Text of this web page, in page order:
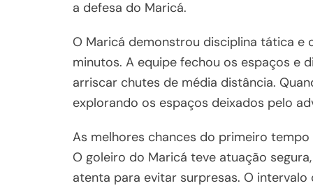
a defesa do Maricá.
O Maricá demonstrou disciplina tática e
minutos. A equipe fechou os espaços e
arriscar chutes de média distância.
explorando os espaços deixados pelo
As melhores chances do primeiro
O goleiro do Maricá teve atuação
atenta para evitar surpresas. O